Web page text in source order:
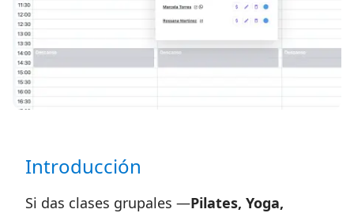
Introducción
Si das clases grupales —Pilates, Yoga,